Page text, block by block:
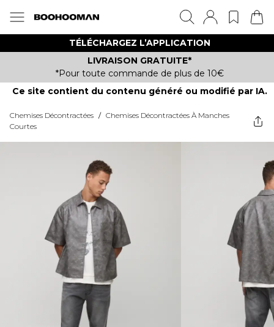
TÉLÉCHARGEZ L’APPLICATION
LIVRAISON GRATUITE*
*Pour toute commande de plus de 10€
Ce site contient du contenu généré ou modifié par IA.
Chemises Décontractées / Chemises Décontractées À Manches
Courtes